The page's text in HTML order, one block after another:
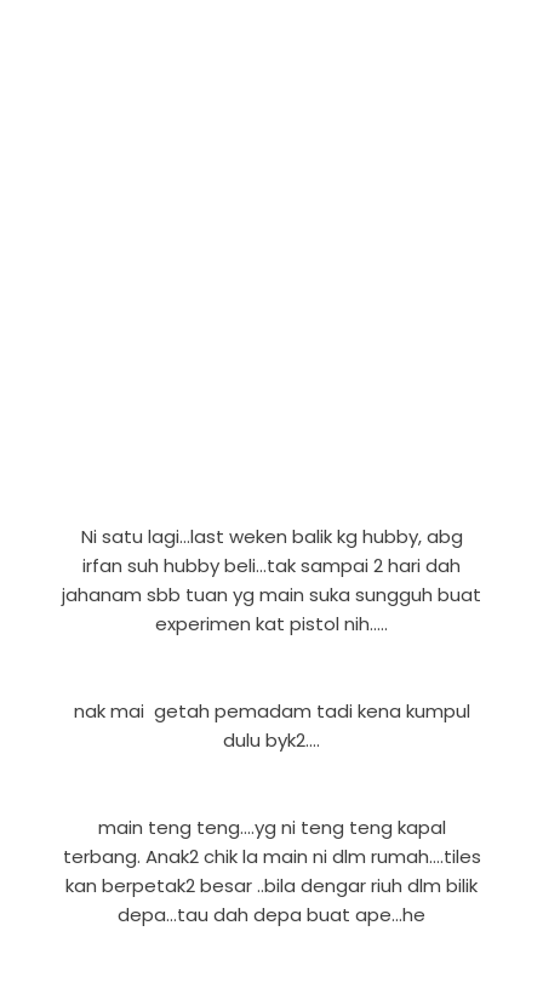
Ni satu lagi...last weken balik kg hubby, abg
irfan suh hubby beli...tak sampai 2 hari dah
jahanam sbb tuan yg main suka sungguh buat
experimen kat pistol nih.....
nak mai getah pemadam tadi kena kumpul
dulu byk2....
main teng teng....yg ni teng teng kapal
terbang. Anak2 chik la main ni dlm rumah....tiles
kan berpetak2 besar ..bila dengar riuh dlm bilik
depa...tau dah depa buat ape...he